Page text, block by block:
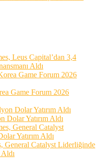
Leus Capital’dan 3,4
Aldı
Game Forum 2026
Dolar Yatırım Aldı
General Catalyst Liderliğinde